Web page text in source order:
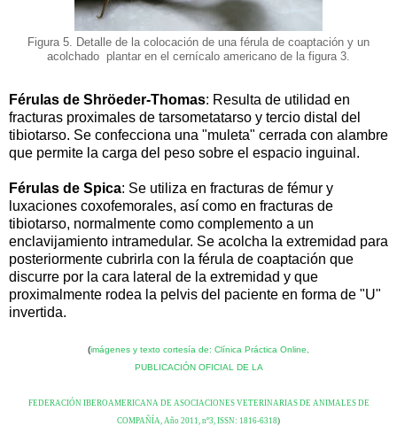
Figura 5. Detalle de la colocación de una férula de coaptación y un
acolchado plantar en el cernícalo americano de la figura 3.
Férulas de Shröeder-Thomas: Resulta de utilidad en
fracturas proximales de tarsometatarso y tercio distal del
tibiotarso. Se confecciona una "muleta" cerrada con alambre
que permite la carga del peso sobre el espacio inguinal.
Férulas de Spica: Se utiliza en fracturas de fémur y
luxaciones coxofemorales, así como en fracturas de
tibiotarso, normalmente como complemento a un
enclavijamiento intramedular. Se acolcha la extremidad para
posteriormente cubrirla con la férula de coaptación que
discurre por la cara lateral de la extremidad y que
proximalmente rodea la pelvis del paciente en forma de "U"
invertida.
(imágenes y texto cortesía de: Clínica Práctica Online,
PUBLICACIÓN OFICIAL DE LA
FEDERACIÓN IBEROAMERICANA DE ASOCIACIONES VETERINARIAS DE ANIMALES DE
COMPAÑÍA, Año 2011, nº3, ISSN: 1816-6318)